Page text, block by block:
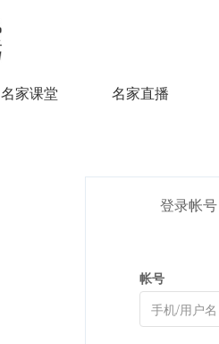
名家课堂 名家直播
登录帐号
帐号